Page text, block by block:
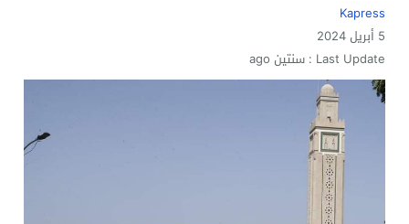
Kapress
5 أبريل 2024
Last Update : سنتين ago